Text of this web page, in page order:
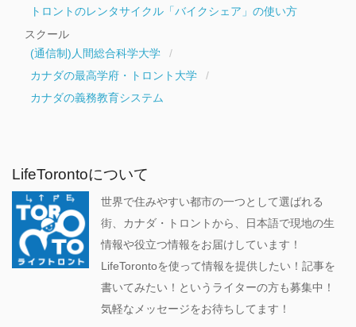
トロントのレンタサイクル「バイクシェア」の使い方
スクール
(通信制)人間総合科学大学
カナダの最高学府・トロント大学
カナダの義務教育システム
LifeTorontoについて
世界で住みやすい都市の一つとして選ばれる
街、カナダ・トロントから、日本語で現地の生
情報や役立つ情報をお届けしています！
LifeTorontoを使って情報を提供したい！記事を
書いてみたい！というライターの方も募集中！
気軽なメッセージをお待ちしてます！